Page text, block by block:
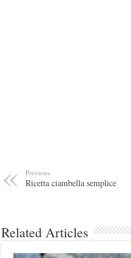
Previous
Ricetta ciambella semplice
Related Articles